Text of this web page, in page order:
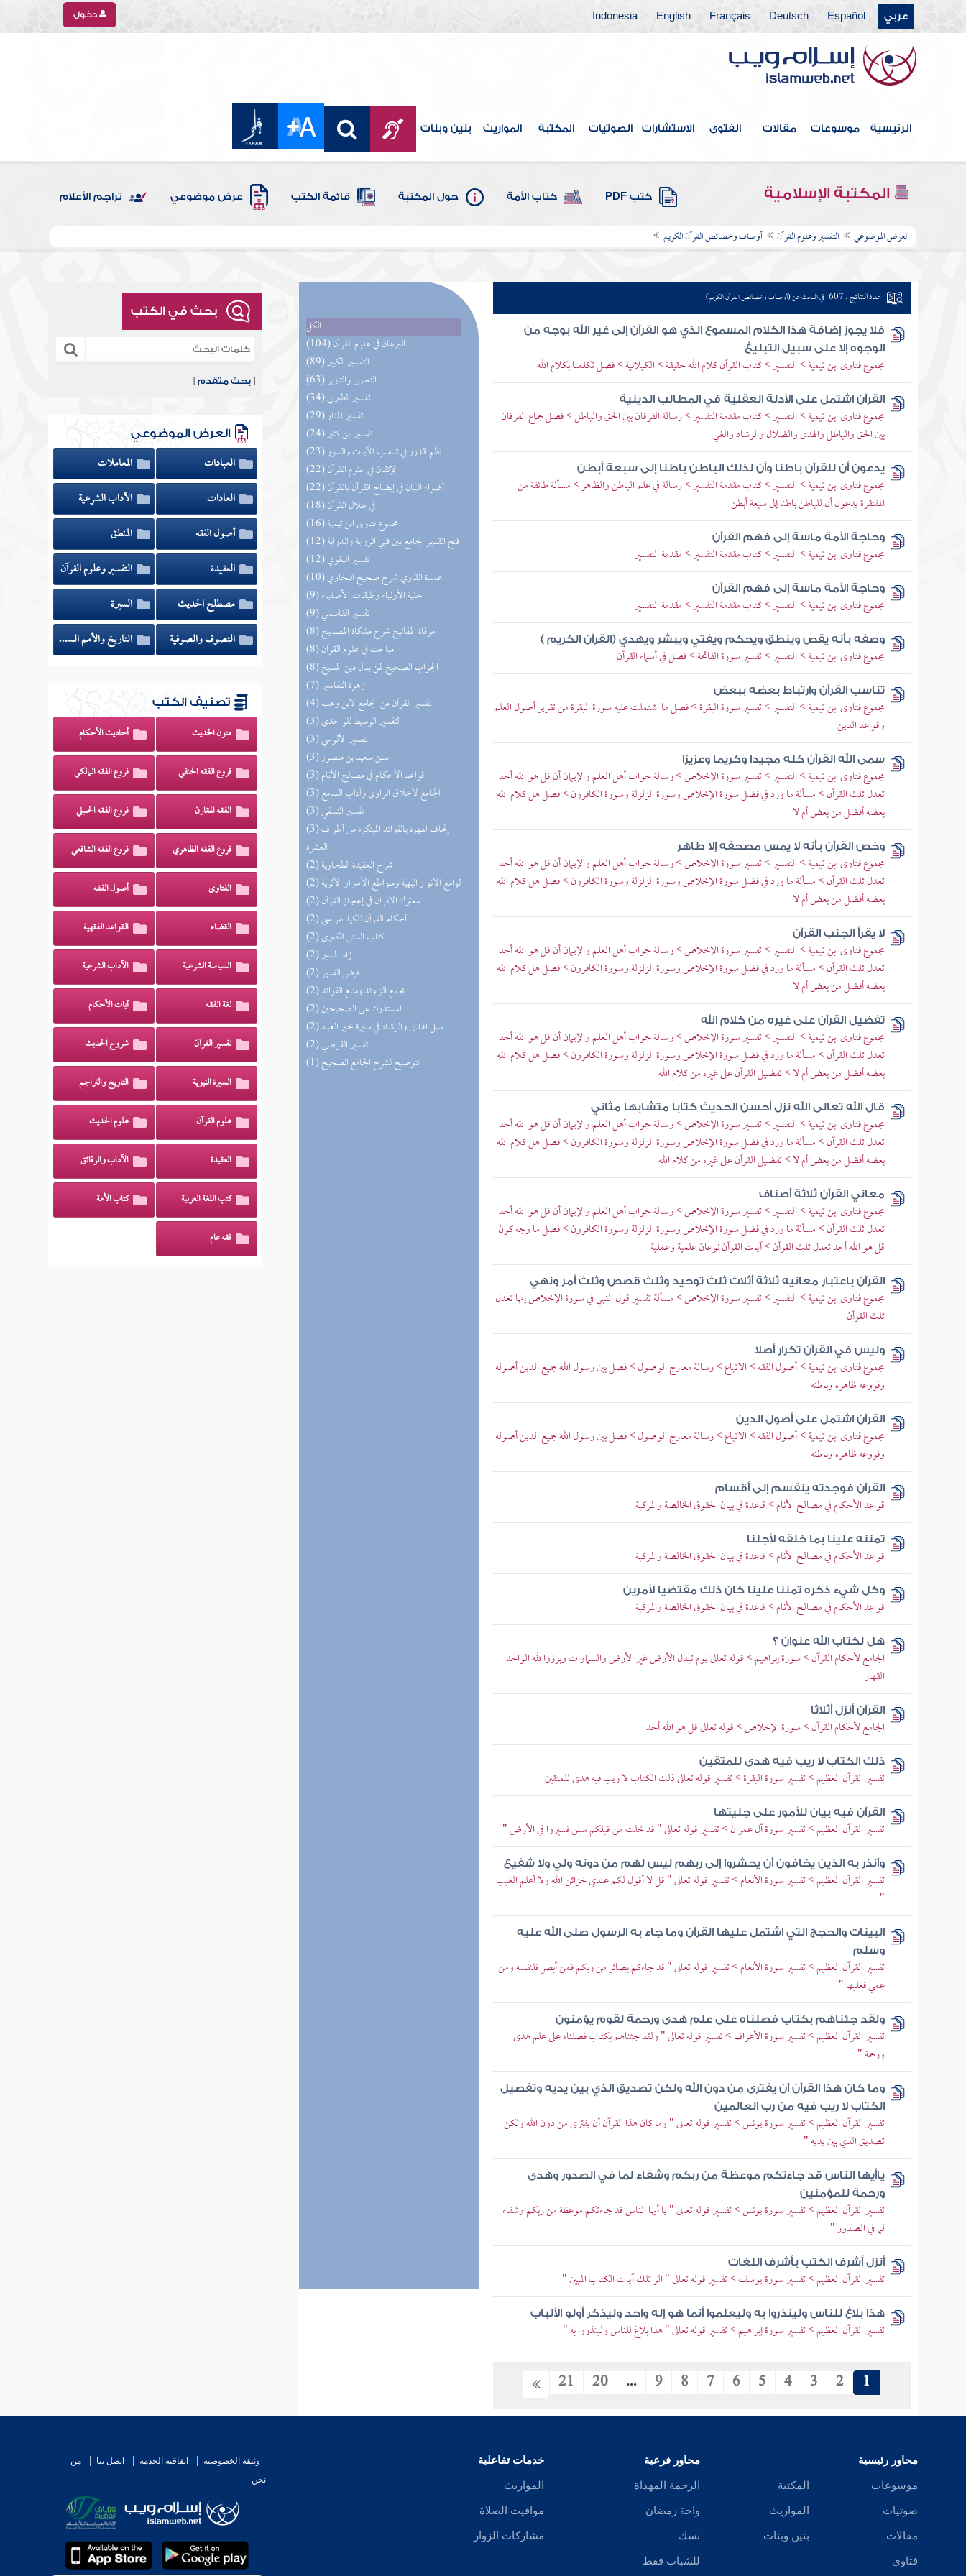
عربي Español
Deutsch
Français
English
Indonesia دخول
الرئيسية موسوعات مقالات الفتوى الاستشارات الصوتيات المكتبة المواريث بنين وبنات
المكتبة الإسلامية كتب PDF كتاب الأمة حول المكتبة قائمة الكتب عرض موضوعي تراجم الأعلام
العرض الموضوعي التفسير وعلوم القرآن أوصاف وخصائص القرآن الكريم
الكل
(104) البرهان في علوم القرآن
(89) التفسير الكبير
(63) التحرير والتنوير
(34) تفسير الطبري
(29) تفسير المنار
(24) تفسير ابن كثير
(23) نظم الدرر في تناسب الآيات والسور
(22) الإتقان في علوم القرآن
(22) أضواء البيان في إيضاح القرآن بالقرآن
(18) في ظلال القرآن
(16) مجموع فتاوى ابن تيمية
(12) فتح القدير الجامع بين فني الرواية والدراية
(12) تفسير البغوي
(10) عمدة القاري شرح صحيح البخاري
(9) حلية الأولياء وطبقات الأصفياء
(9) تفسير القاسمي
(8) مرقاة المفاتيح شرح مشكاة المصابيح
(8) مباحث في علوم القرآن
(8) الجواب الصحيح لمن بدل دين المسيح
(7) زهرة التفاسير
(4) تفسير القرآن من الجامع لابن وهب
(3) التفسير الوسيط للواحدي
(3) تفسير الألوسي
(3) سنن سعيد بن منصور
(3) قواعد الأحكام في مصالح الأنام
(3) الجامع لأخلاق الراوي وآداب السامع
(3) تفسير النسفي
(3) إتحاف المهرة بالفوائد المبتكرة من أطراف
العشرة
(2) شرح العقيدة الطحاوية
(2) لوامع الأنوار البهية وسواطع الأسرار الأثرية
(2) معترك الأقران في إعجاز القرآن
(2) أحكام القرآن للكيا الهراسي
(2) كتاب السنن الكبرى
(2) زاد المسير
(2) فيض القدير
(2) مجمع الزاوئد ومنبع الفوائد
(2) المستدرك على الصحيحين
(2) سبل الهدى والرشاد في سيرة خير العباد
(2) تفسير القرطبي
(1) التوضيح لشرح الجامع الصحيح
عدد النتائج : 607 في البحث عن (أوصاف وخصائص القرآن الكريم)
فلا يجوز إضافة هذا الكلام المسموع الذي هو القرآن إلى غير الله بوجه من
الوجوه إلا على سبيل التبليغ
مجموع فتاوى ابن تيمية > التفسير > كتاب القرآن كلام الله حقيقة > الكيلانية > فصل تكلمنا بكلام الله
القرآن اشتمل على الأدلة العقلية في المطالب الدينية
مجموع فتاوى ابن تيمية > التفسير > كتاب مقدمة التفسير > رسالة الفرقان بين الحق والباطل > فصل جماع الفرقان
بين الحق والباطل والهدى والضلال والرشاد والغي
يدعون أن للقرآن باطنا وأن لذلك الباطن باطنا إلى سبعة أبطن
مجموع فتاوى ابن تيمية > التفسير > كتاب مقدمة التفسير > رسالة في علم الباطن والظاهر > مسألة طائفة من
المفتقرة يدعون أن للباطن باطنا إلى سبعة أبطن
وحاجة الأمة ماسة إلى فهم القرآن
مجموع فتاوى ابن تيمية > التفسير > كتاب مقدمة التفسير > مقدمة التفسير
وحاجة الأمة ماسة إلى فهم القرآن
مجموع فتاوى ابن تيمية > التفسير > كتاب مقدمة التفسير > مقدمة التفسير
وصفه بأنه يقص وينطق ويحكم ويفتي ويبشر ويهدي (القرآن الكريم )
مجموع فتاوى ابن تيمية > التفسير > تفسير سورة الفاتحة > فصل في أسماء القرآن
تناسب القرآن وارتباط بعضه ببعض
مجموع فتاوى ابن تيمية > التفسير > تفسير سورة البقرة > فصل ما اشتملت عليه سورة البقرة من تقرير أصول العلم
وقواعد الدين
سمى الله القرآن كله مجيدا وكريما وعزيزا
مجموع فتاوى ابن تيمية > التفسير > تفسير سورة الإخلاص > رسالة جواب أهل العلم والإيمان أن قل هو الله أحد
تعدل ثلث القرآن > مسألة ما ورد في فضل سورة الإخلاص وسورة الزلزلة وسورة الكافرون > فصل هل كلام الله
بعضه أفضل من بعض أم لا
وخص القرآن بأنه لا يمس مصحفه إلا طاهر
مجموع فتاوى ابن تيمية > التفسير > تفسير سورة الإخلاص > رسالة جواب أهل العلم والإيمان أن قل هو الله أحد
تعدل ثلث القرآن > مسألة ما ورد في فضل سورة الإخلاص وسورة الزلزلة وسورة الكافرون > فصل هل كلام الله
بعضه أفضل من بعض أم لا
لا يقرأ الجنب القرآن
مجموع فتاوى ابن تيمية > التفسير > تفسير سورة الإخلاص > رسالة جواب أهل العلم والإيمان أن قل هو الله أحد
تعدل ثلث القرآن > مسألة ما ورد في فضل سورة الإخلاص وسورة الزلزلة وسورة الكافرون > فصل هل كلام الله
بعضه أفضل من بعض أم لا
تفضيل القرآن على غيره من كلام الله
مجموع فتاوى ابن تيمية > التفسير > تفسير سورة الإخلاص > رسالة جواب أهل العلم والإيمان أن قل هو الله أحد
تعدل ثلث القرآن > مسألة ما ورد في فضل سورة الإخلاص وسورة الزلزلة وسورة الكافرون > فصل هل كلام الله
بعضه أفضل من بعض أم لا > تفضيل القرآن على غيره من كلام الله
قال الله تعالى الله نزل أحسن الحديث كتابا متشابها مثاني
مجموع فتاوى ابن تيمية > التفسير > تفسير سورة الإخلاص > رسالة جواب أهل العلم والإيمان أن قل هو الله أحد
تعدل ثلث القرآن > مسألة ما ورد في فضل سورة الإخلاص وسورة الزلزلة وسورة الكافرون > فصل هل كلام الله
بعضه أفضل من بعض أم لا > تفضيل القرآن على غيره من كلام الله
معاني القرآن ثلاثة أصناف
مجموع فتاوى ابن تيمية > التفسير > تفسير سورة الإخلاص > رسالة جواب أهل العلم والإيمان أن قل هو الله أحد
تعدل ثلث القرآن > مسألة ما ورد في فضل سورة الإخلاص وسورة الزلزلة وسورة الكافرون > فصل ما وجه كون
قل هو الله أحد تعدل ثلث القرآن > آيات القرآن نوعان علمية وعملية
القرآن باعتبار معانيه ثلاثة أثلاث ثلث توحيد وثلث قصص وثلث أمر ونهي
مجموع فتاوى ابن تيمية > التفسير > تفسير سورة الإخلاص > مسألة تفسير قول النبي في سورة الإخلاص إنها تعدل
ثلث القرآن
وليس في القرآن تكرار أصلا
مجموع فتاوى ابن تيمية > أصول الفقه > الاتباع > رسالة معارج الوصول > فصل بين رسول الله جميع الدين أصوله
وفروعه ظاهره وباطنه
القرآن اشتمل على أصول الدين
مجموع فتاوى ابن تيمية > أصول الفقه > الاتباع > رسالة معارج الوصول > فصل بين رسول الله جميع الدين أصوله
وفروعه ظاهره وباطنه
القرآن فوجدته ينقسم إلى أقسام
قواعد الأحكام في مصالح الأنام > قاعدة في بيان الحقوق الخالصة والمركبة
تمننه علينا بما خلقه لأجلنا
قواعد الأحكام في مصالح الأنام > قاعدة في بيان الحقوق الخالصة والمركبة
وكل شيء ذكره تمننا علينا كان ذلك مقتضيا لأمرين
قواعد الأحكام في مصالح الأنام > قاعدة في بيان الحقوق الخالصة والمركبة
هل لكتاب الله عنوان ؟
الجامع لأحكام القرآن > سورة إبراهيم > قوله تعالى يوم تبدل الأرض غير الأرض والسماوات وبرزوا لله الواحد
القهار
القرآن أنزل أثلاثا
الجامع لأحكام القرآن > سورة الإخلاص > قوله تعالى قل هو الله أحد
ذلك الكتاب لا ريب فيه هدى للمتقين
تفسير القرآن العظيم > تفسير سورة البقرة > تفسير قوله تعالى ذلك الكتاب لا ريب فيه هدى للمتقين
القرآن فيه بيان للأمور على جليتها
تفسير القرآن العظيم > تفسير سورة آل عمران > تفسير قوله تعالى " قد خلت من قبلكم سنن فسيروا في الأرض "
وأنذر به الذين يخافون أن يحشروا إلى ربهم ليس لهم من دونه ولي ولا شفيع
تفسير القرآن العظيم > تفسير سورة الأنعام > تفسير قوله تعالى " قل لا أقول لكم عندي خزائن الله ولا أعلم الغيب
"
البينات والحجج التي اشتمل عليها القرآن وما جاء به الرسول صلى الله عليه
وسلم
تفسير القرآن العظيم > تفسير سورة الأنعام > تفسير قوله تعالى " قد جاءكم بصائر من ربكم فمن أبصر فلنفسه ومن
عمي فعليها "
ولقد جئناهم بكتاب فصلناه على علم هدى ورحمة لقوم يؤمنون
تفسير القرآن العظيم > تفسير سورة الأعراف > تفسير قوله تعالى " ولقد جئناهم بكتاب فصلناه على علم هدى
ورحمة "
وما كان هذا القرآن أن يفترى من دون الله ولكن تصديق الذي بين يديه وتفصيل
الكتاب لا ريب فيه من رب العالمين
تفسير القرآن العظيم > تفسير سورة يونس > تفسير قوله تعالى " وما كان هذا القرآن أن يفترى من دون الله ولكن
تصديق الذي بين يديه "
ياأيها الناس قد جاءتكم موعظة من ربكم وشفاء لما في الصدور وهدى
ورحمة للمؤمنين
تفسير القرآن العظيم > تفسير سورة يونس > تفسير قوله تعالى " يا أيها الناس قد جاءتكم موعظة من ربكم وشفاء
لما في الصدور "
أنزل أشرف الكتب بأشرف اللغات
تفسير القرآن العظيم > تفسير سورة يوسف > تفسير قوله تعالى " الر تلك آيات الكتاب المبين "
هذا بلاغ للناس ولينذروا به وليعلموا أنما هو إله واحد وليذكر أولو الألباب
تفسير القرآن العظيم > تفسير سورة إبراهيم > تفسير قوله تعالى " هذا بلاغ للناس ولينذروا به "
1
2
3
4
5
6
7
8
9
...
20
21
بحث في الكتب
[بحث متقدم ]
العرض الموضوعي
العبادات
المعاملات
العادات
الآداب الشرعية
أصول الفقه
المنطق
العقيدة
التفسير وعلوم القرآن
مصطلح الحديث
السيرة
التصوف والصوفية
التاريخ والأمم السابقة
تصنيف الكتب
متون الحديث أحاديث الأحكام
فروع الفقه الحنفي فروع الفقه المالكي
الفقه المقارن فروع الفقه الحنبلي
فروع الفقه الظاهري فروع الفقه الشافعي
الفتاوى أصول الفقه
القضاء القواعد الفقهية
السياسة الشرعية الآداب الشرعية
لغة الفقه آيات الأحكام
تفسير القرآن شروح الحديث
السيرة النبوية التاريخ والتراجم
علوم القرآن علوم الحديث
العقيدة الآداب والرقائق
كتب اللغة العربية كتاب الأمة
فقه عام
محاور رئيسية
موسوعات
صوتيات
مقالات
فتاوى
المكتبة
المواريث
بنين وبنات
محاور فرعية
الرحمة المهداة
واحة رمضان
نسك
للشباب فقط
خدمات تفاعلية
المواريث
مواقيت الصلاة
مشاركات الزوار
وثيقة الخصوصية اتفاقية الخدمة اتصل بنا
من
نحن